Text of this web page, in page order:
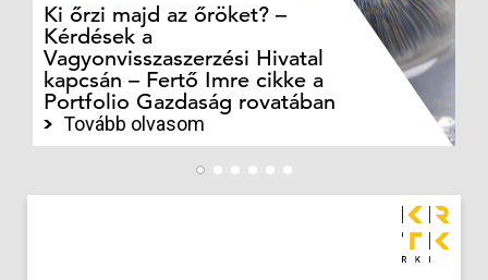
Ki őrzi majd az őröket? –
Kérdések a
Vagyonvisszaszerzési Hivatal
kapcsán – Fertő Imre cikke a
Portfolio Gazdaság rovatában
Tovább olvasom